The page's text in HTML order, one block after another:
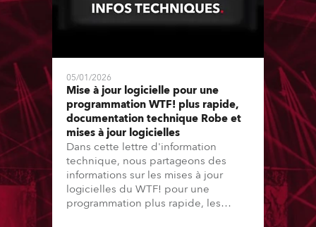
05/01/2026
Mise à jour logicielle pour une
programmation WTF! plus rapide,
documentation technique Robe et
mises à jour logicielles
Dans cette lettre d'information
technique, nous partageons des
informations sur les mises à jour
logicielles du WTF! pour une
programmation plus rapide, les